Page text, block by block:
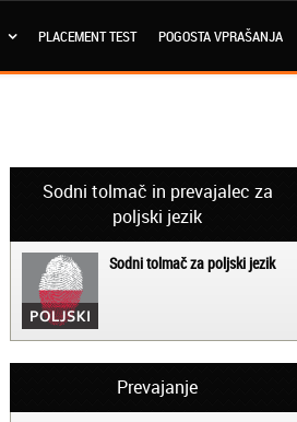
PLACEMENT TEST POGOSTA VPRAŠANJA
Sodni tolmač in prevajalec za
poljski jezik
Sodni tolmač za poljski jezik
Prevajanje